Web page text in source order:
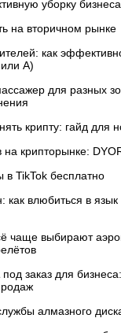
уборку бизнеса
на вторичном рынке
как
А)
для разных
крипту: гайд для
крипторынке:
в TikTok бесплатно
как влюбиться в язык
чаще выбирают
заказ для
алмазного